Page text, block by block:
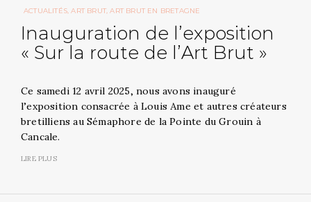
ACTUALITÉS ART BRUT ART BRUT EN BRETAGNE
Inauguration de l’exposition
« Sur la route de l’Art Brut »
Ce samedi 12 avril 2025, nous avons inauguré
l’exposition consacrée à Louis Ame et autres créateurs
bretilliens au Sémaphore de la Pointe du Grouin à
Cancale.
LIRE PLUS